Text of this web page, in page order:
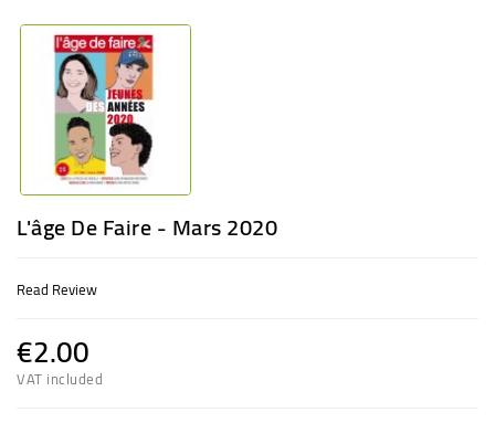
L'âge De Faire - Mars 2020
Read Review
€2.00
VAT included